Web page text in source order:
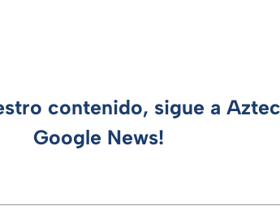
contenido, sigue a
Google News!